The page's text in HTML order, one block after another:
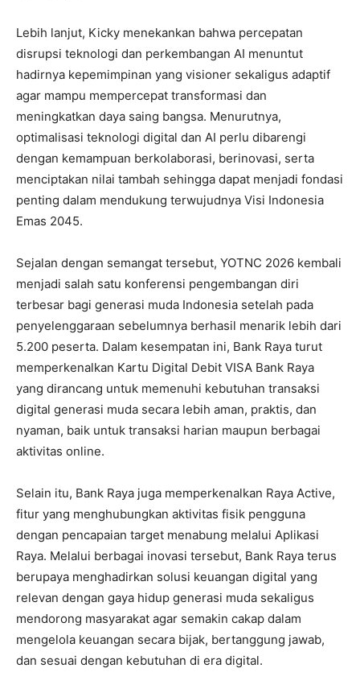
Lebih lanjut, Kicky menekankan bahwa percepatan
disrupsi teknologi dan perkembangan AI menuntut
hadirnya kepemimpinan yang visioner sekaligus adaptif
agar mampu mempercepat transformasi dan
meningkatkan daya saing bangsa. Menurutnya,
optimalisasi teknologi digital dan AI perlu dibarengi
dengan kemampuan berkolaborasi, berinovasi, serta
menciptakan nilai tambah sehingga dapat menjadi fondasi
penting dalam mendukung terwujudnya Visi Indonesia
Emas 2045.
Sejalan dengan semangat tersebut, YOTNC 2026 kembali
menjadi salah satu konferensi pengembangan diri
terbesar bagi generasi muda Indonesia setelah pada
penyelenggaraan sebelumnya berhasil menarik lebih dari
5.200 peserta. Dalam kesempatan ini, Bank Raya turut
memperkenalkan Kartu Digital Debit VISA Bank Raya
yang dirancang untuk memenuhi kebutuhan transaksi
digital generasi muda secara lebih aman, praktis, dan
nyaman, baik untuk transaksi harian maupun berbagai
aktivitas online.
Selain itu, Bank Raya juga memperkenalkan Raya Active,
fitur yang menghubungkan aktivitas fisik pengguna
dengan pencapaian target menabung melalui Aplikasi
Raya. Melalui berbagai inovasi tersebut, Bank Raya terus
berupaya menghadirkan solusi keuangan digital yang
relevan dengan gaya hidup generasi muda sekaligus
mendorong masyarakat agar semakin cakap dalam
mengelola keuangan secara bijak, bertanggung jawab,
dan sesuai dengan kebutuhan di era digital.